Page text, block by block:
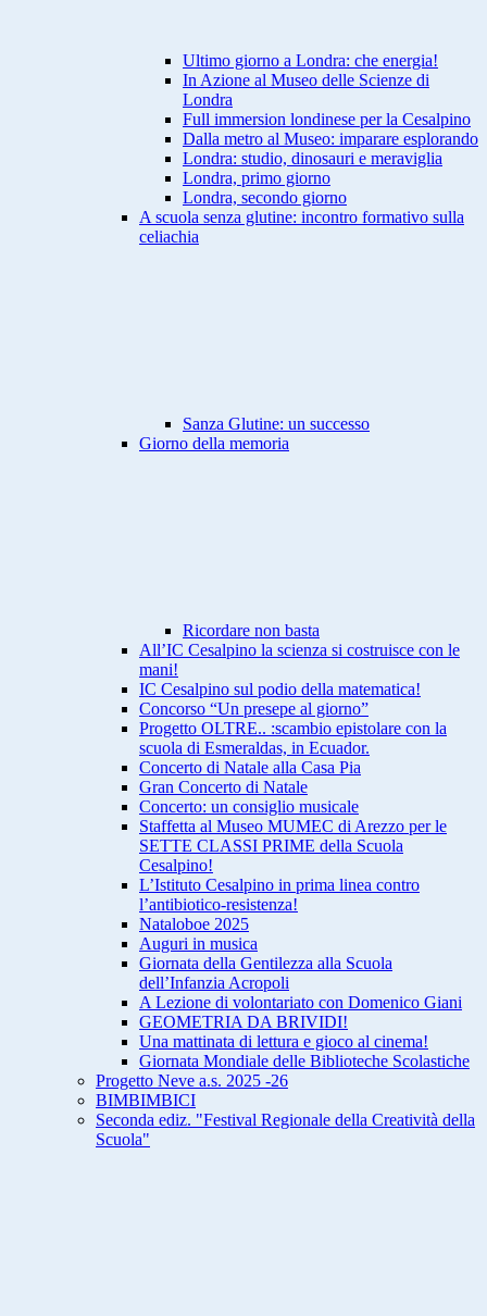
Ultimo giorno a Londra: che energia!
In Azione al Museo delle Scienze di
Londra
Full immersion londinese per la Cesalpino
Dalla metro al Museo: imparare esplorando
Londra: studio, dinosauri e meraviglia
Londra, primo giorno
Londra, secondo giorno
A scuola senza glutine: incontro formativo sulla
celiachia
Sanza Glutine: un successo
Giorno della memoria
Ricordare non basta
All’IC Cesalpino la scienza si costruisce con le
mani!
IC Cesalpino sul podio della matematica!
Concorso “Un presepe al giorno”
Progetto OLTRE.. :scambio epistolare con la
scuola di Esmeraldas, in Ecuador.
Concerto di Natale alla Casa Pia
Gran Concerto di Natale
Concerto: un consiglio musicale
Staffetta al Museo MUMEC di Arezzo per le
SETTE CLASSI PRIME della Scuola
Cesalpino!
L’Istituto Cesalpino in prima linea contro
l’antibiotico-resistenza!
Nataloboe 2025
Auguri in musica
Giornata della Gentilezza alla Scuola
dell’Infanzia Acropoli
A Lezione di volontariato con Domenico Giani
GEOMETRIA DA BRIVIDI!
Una mattinata di lettura e gioco al cinema!
Giornata Mondiale delle Biblioteche Scolastiche
Progetto Neve a.s. 2025 -26
BIMBIMBICI
Seconda ediz. "Festival Regionale della Creatività della
Scuola"